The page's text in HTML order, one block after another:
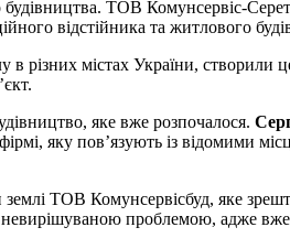
ТОВ Комунсервіс-
відстійника та житлового
в різних містах України,
яке вже розпочалося.
яку пов’язують із відомими
ТОВ Комунсервісбуд, яке
проблемою, адже вже